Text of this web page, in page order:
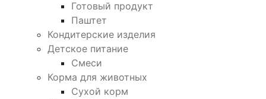
Готовый продукт
Паштет
Кондитерские изделия
Детское питание
Смеси
Корма для животных
Сухой корм